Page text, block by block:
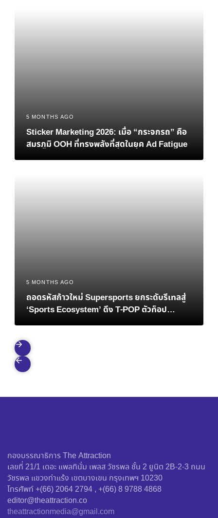
5 MONTHS AGO
Sticker Marketing 2026: เมื่อ “กระจกรถ” คือ
สมรภูมิ OOH ที่ทรงพลังที่สุดในยุค Ad Fatigue
5 MONTHS AGO
ถอดรหัสก้าวใหม่ Supersports ยกระดับรีเทลสู่
‘Sports Ecosystem’ ดึง T-POP ตัวท็อป
กองบรรณาธิการ The Attraction
เลขที่ 21/1 เดอะ แพลทินั่ม เพลส วัชรพล ชั้น 2 ยูนิต 2B-2-3 ถนน
วัชรพล แขวงท่าแร้ง เขตบางเขน กรุงเทพฯ 10230
โทรศัพท์ +(66) 2064 2794 , +(66) 8 9788 4868
editor@theattraction.co
theattractionmedia@gmail.com